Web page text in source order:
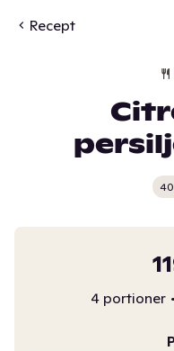
Recept
4 portioner •